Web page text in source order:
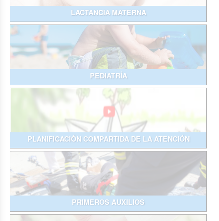
LACTANCIA MATERNA
PEDIATRÍA
PLANIFICACIÓN COMPARTIDA DE LA ATENCIÓN
PRIMEROS AUXILIOS